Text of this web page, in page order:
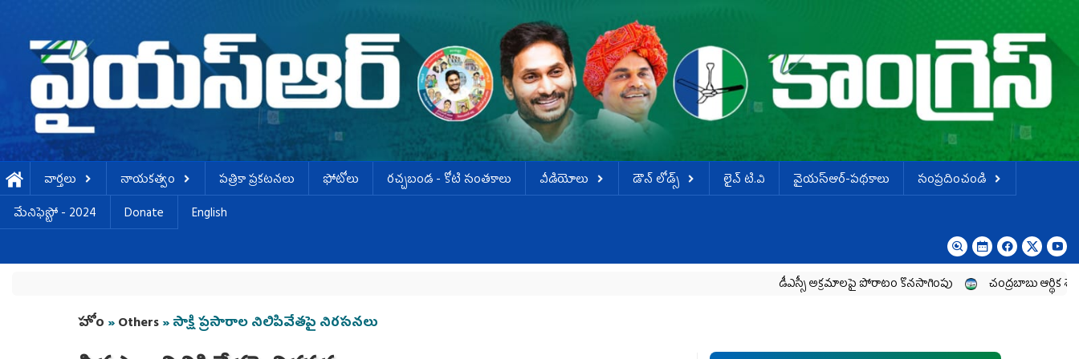
వార్తలు నాయకత్వం పత్రికా ప్రకటనలు ఫోటోలు ర‌చ్చ‌బండ‌ - కోటి సంత‌కాలు వీడియోలు డౌన్ లోడ్స్ లైవ్ టి.వి వైయస్ఆర్-పథకాలు
సంప్రదించండి
మేనిఫెస్టో - 2024
Donate English
డీఎస్సీ అక్రమాలపై పోరాటం కొనసాగింపు చంద్రబాబు ఆర్థిక శ్వేతపత్రం ఒక
You are here
హోం »Others» సాక్షి ప్ర‌సారాల నిలిపివేత‌పై నిర‌స‌న‌లు